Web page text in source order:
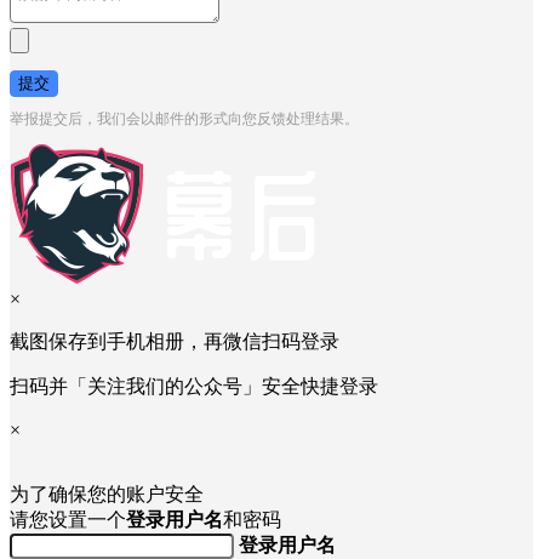
提交
举报提交后，我们会以邮件的形式向您反馈处理结果。
×
截图保存到手机相册，再微信扫码登录
扫码并「关注我们的公众号」安全快捷登录
×
为了确保您的账户安全
请您设置一个登录用户名和密码
登录用户名